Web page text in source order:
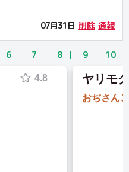
07月31日 削除 通報
6 7 8 9 10
ヤリモ